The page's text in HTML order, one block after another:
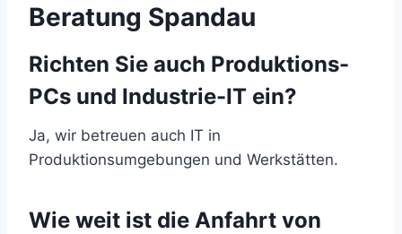
Beratung Spandau
Richten Sie auch Produktions-
PCs und Industrie-IT ein?
Ja, wir betreuen auch IT in
Produktionsumgebungen und Werkstätten.
Wie weit ist die Anfahrt von